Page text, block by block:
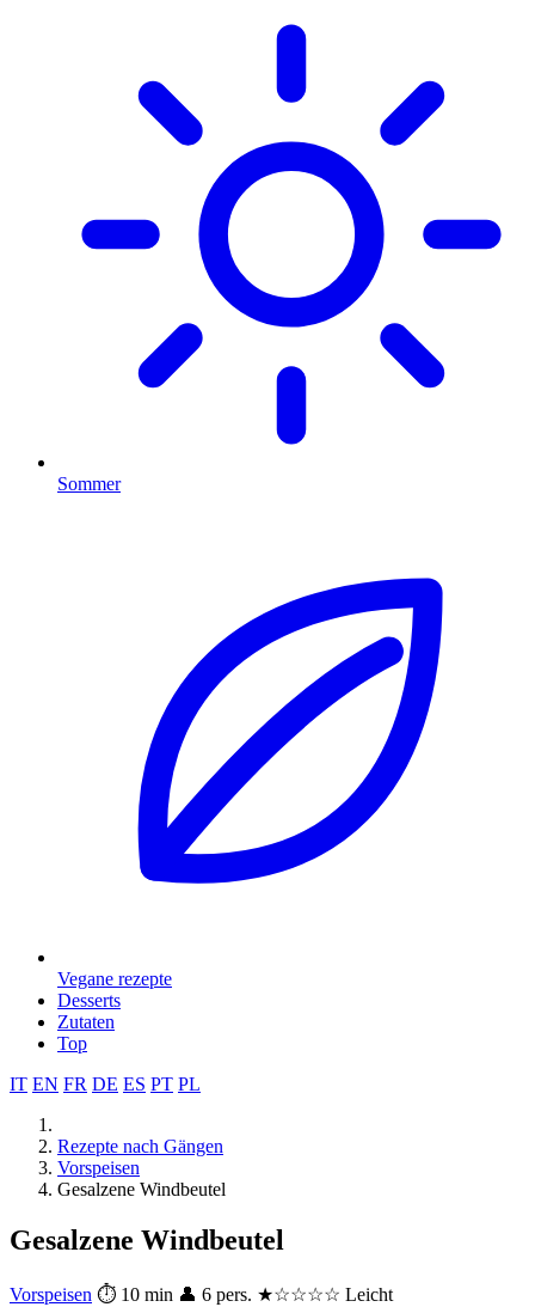
Sommer
Vegane rezepte
Desserts
Zutaten
Top
IT EN FR DE ES PT PL
Rezepte nach Gängen
Vorspeisen
Gesalzene Windbeutel
Gesalzene Windbeutel
Vorspeisen ⏱ 10 min 👤 6 pers. ★☆☆☆☆ Leicht